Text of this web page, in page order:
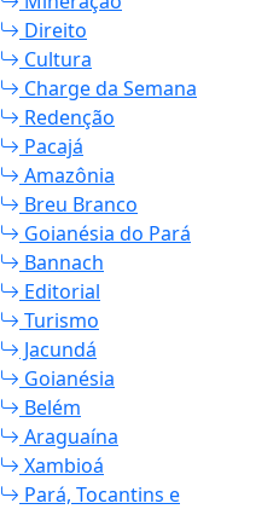
Direito
Cultura
Charge da Semana
Redenção
Pacajá
Amazônia
Breu Branco
Goianésia do Pará
Bannach
Editorial
Turismo
Jacundá
Goianésia
Belém
Araguaína
Xambioá
Pará, Tocantins e